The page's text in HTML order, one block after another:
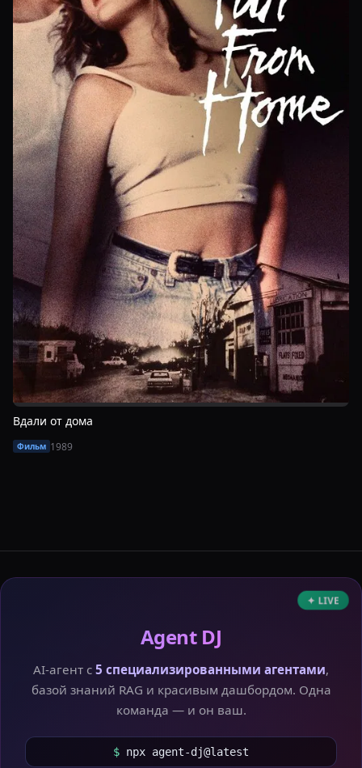
Вдали от дома
Фильм 1989
✦ LIVE
Agent DJ
AI-агент с 5 специализированными агентами,
базой знаний RAG и красивым дашбордом. Одна
команда — и он ваш.
$ npx agent-dj@latest